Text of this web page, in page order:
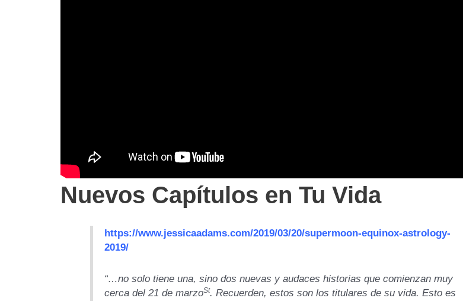
Nuevos Capítulos en Tu Vida
https://www.jessicaadams.com/2019/03/20/supermoon-equinox-astrology-
2019/
“…no solo tiene una, sino dos nuevas y audaces historias que comienzan muy
cerca del 21 de marzoSt.Recuerden, estos son los titulares de su vida. Esto es